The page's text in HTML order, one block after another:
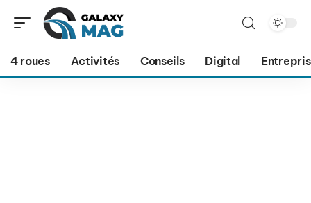
4 roues Activités Conseils Digital